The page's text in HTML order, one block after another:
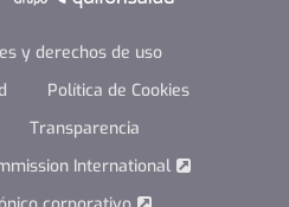
y derechos de uso
Política de Cookies
Transparencia
International